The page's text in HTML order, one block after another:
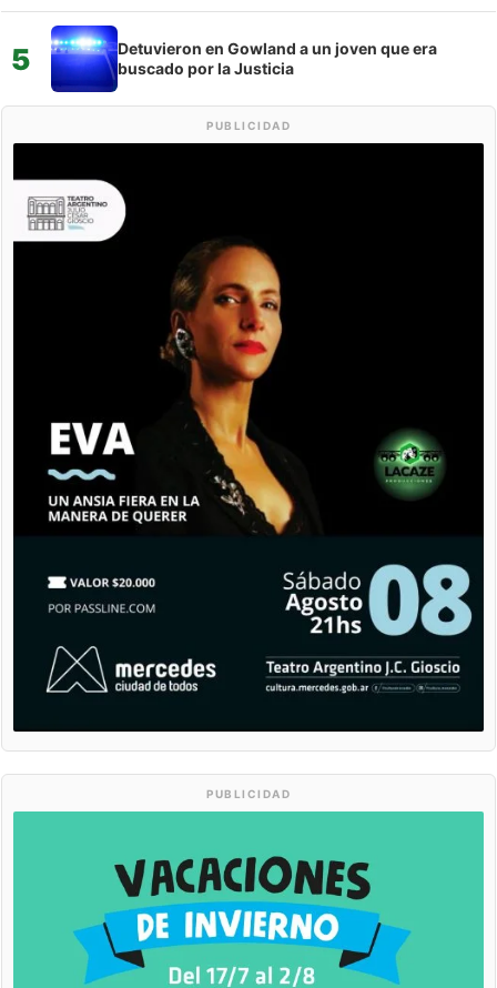
5
Detuvieron en Gowland a un joven que era
buscado por la Justicia
PUBLICIDAD
PUBLICIDAD